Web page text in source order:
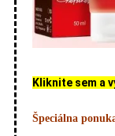
Kliknite sem a
Špeciálna